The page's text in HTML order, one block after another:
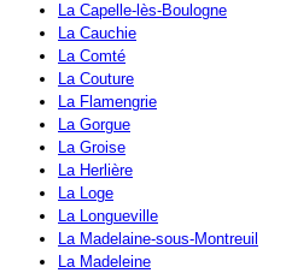
La Capelle-lès-Boulogne
La Cauchie
La Comté
La Couture
La Flamengrie
La Gorgue
La Groise
La Herlière
La Loge
La Longueville
La Madelaine-sous-Montreuil
La Madeleine